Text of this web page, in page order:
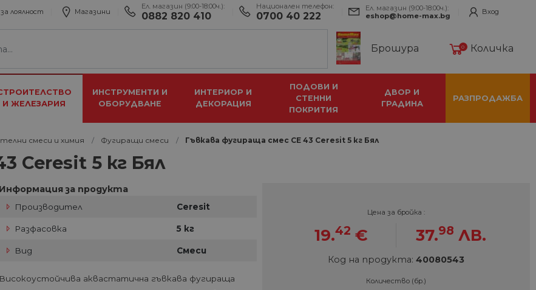
лоялност Магазини
Ел. магазин (9:00-18:00ч.):
0882 820 410
Национален телефон:
0700 40 222
Ел. магазин (9:00-18:00ч.):
eshop@home-max.bg
Вход
Брошура 0 Количка
И ЖЕЛЕЗАРИЯ
ИНСТРУМЕНТИ И
ОБОРУДВАНЕ
ИНТЕРИОР И
ДЕКОРАЦИЯ
ПОДОВИ И
СТЕННИ
ПОКРИТИЯ
ДВОР И
ГРАДИНА
РАЗПРОДАЖБА
смеси и химия Фугиращи смеси Гъвкава фугираща смес CE 43 Ceresit 5 кг Бял
Ceresit 5 кг Бял
Информация за продукта
Производител Ceresit
Разфасовка 5 кг
Вид Смеси
Високоустойчива аквастатична гъвкава фугираща
Цена за бройка :
19.42 € 37.98 ЛВ.
Код на продукта: 40080543
Количество (бр.)